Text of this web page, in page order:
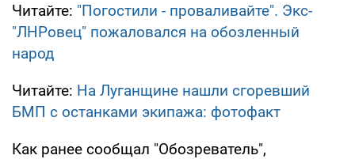
Читайте: "Погостили - проваливайте". Экс-
"ЛНРовец" пожаловался на обозленный
народ
Читайте: На Луганщине нашли сгоревший
БМП с останками экипажа: фотофакт
Как ранее сообщал "Обозреватель",